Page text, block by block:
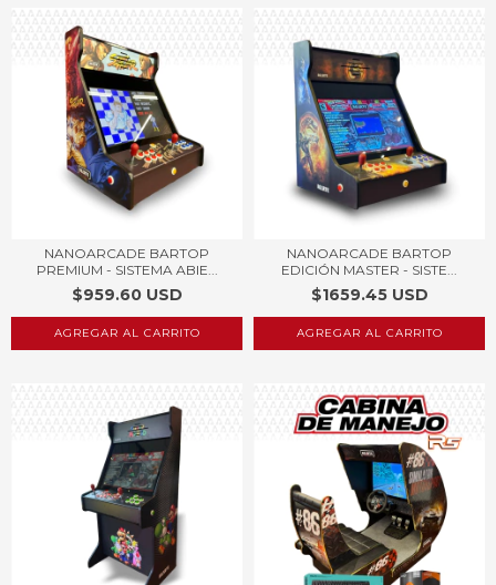
NANOARCADE BARTOP
PREMIUM - SISTEMA ABIE...
$959.60 USD
AGREGAR AL CARRITO
NANOARCADE BARTOP
EDICIÓN MASTER - SISTE...
$1659.45 USD
AGREGAR AL CARRITO